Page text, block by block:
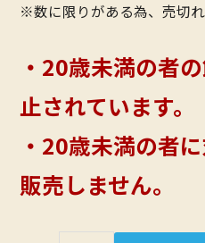
※数に限りがある為、売切
・20歳未満の者
止されています。
・20歳未満の者
販売しません。